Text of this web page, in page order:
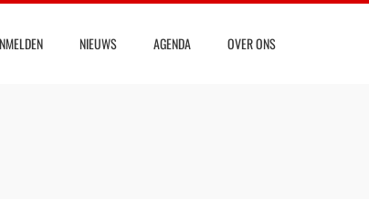
NIEUWS AGENDA OVER ONS